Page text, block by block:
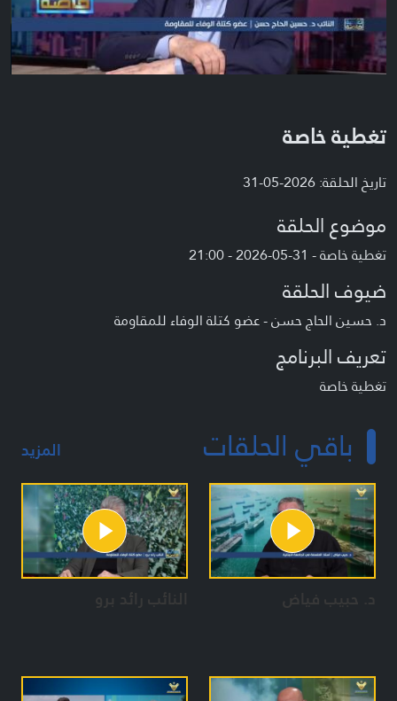
تغطية خاصة
تاريخ الحلقة: 2026-05-31
موضوع الحلقة
تغطية خاصة - 31-05-2026 - 21:00
ضيوف الحلقة
د. حسين الحاج حسن - عضو كتلة الوفاء للمقاومة
تعريف البرنامج
تغطية خاصة
باقي الحلقات المزيد
د. حبيب فياض النائب رائد برو